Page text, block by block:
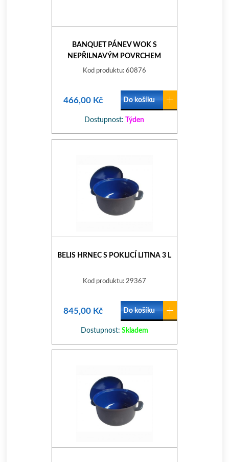
BANQUET PÁNEV WOK S
NEPŘILNAVÝM POVRCHEM
METALLIC PLATINUM 28 X 7,8 CM
Kod produktu: 60876
466,00 Kč Do košíku
Dostupnost: Týden
BELIS HRNEC S POKLICÍ LITINA 3 L
Kod produktu: 29367
845,00 Kč Do košíku
Dostupnost: Skladem